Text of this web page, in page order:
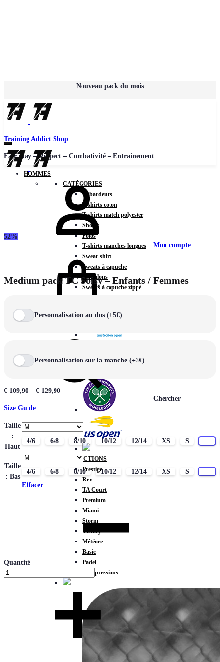
Nouveau pack du mois
Training Addict Shop
Fair play – Respect – Combativité – Entrainement
HOMMES
CATÉGORIES
Débardeurs
T-shirts coton
T-shirts match polyester
Shorts
Polos
T-shirts manches longues
Sweat-shirt
Sweats à capuche
Pantalons
Sweats à capuche zippé
COLLECTIONS
Prestige
Rex
TA Court
Premium
Miami
Storm
Victory
Météore
Basic
Padel
Compressions
Mon compte
Chercher
52%
Medium pack TC Soisy – Enfants / Femmes
Personnalisation au dos (+5€)
Personnalisation sur la manche (+3€)
€ 109,90 – € 129,90
Size Guide
Taille
:
Haut
4/6 6/8 8/10 10/12 12/14 XS S
Taille
: Bas
4/6 6/8 8/10 10/12 12/14 XS S
Effacer
Quantité